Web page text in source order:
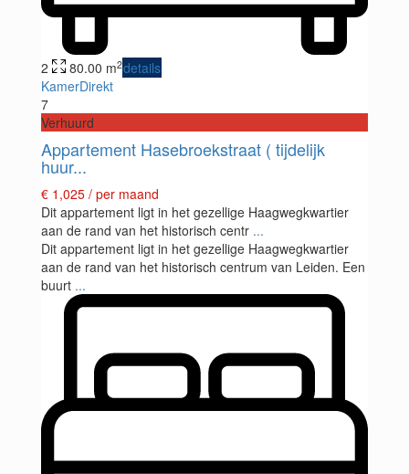
2 80.00 m2details
KamerDirekt
7
Verhuurd
Appartement Hasebroekstraat ( tijdelijk
huur...
€ 1,025 / per maand
Dit appartement ligt in het gezellige Haagwegkwartier
aan de rand van het historisch centr ...
Dit appartement ligt in het gezellige Haagwegkwartier
aan de rand van het historisch centrum van Leiden. Een
buurt ...